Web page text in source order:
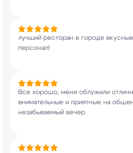
лучший ресторан в городе
персонал!
Все хорошо, меня облужили
внимательные и приятные на
незабываемый вечер